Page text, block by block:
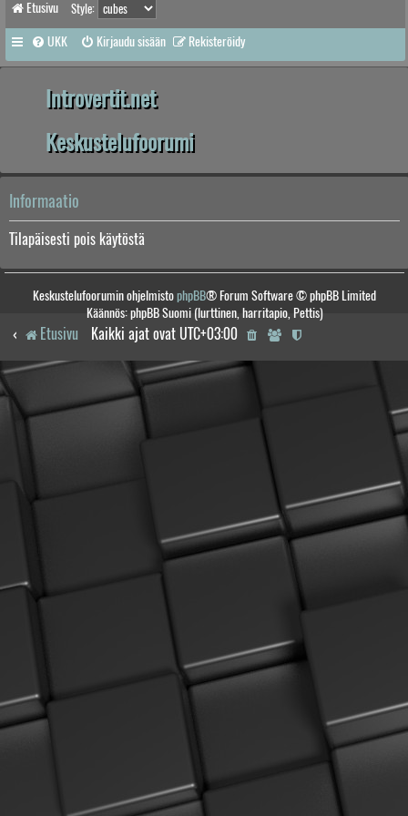
Etusivu Style:
UKK Kirjaudu sisään Rekisteröidy
Introvertit.net
Keskustelufoorumi
Informaatio
Tilapäisesti pois käytöstä
Keskustelufoorumin ohjelmistophpBB® Forum Software © phpBB Limited
Käännös: phpBB Suomi (lurttinen, harritapio, Pettis)
Etusivu Kaikki ajat ovat UTC+03:00